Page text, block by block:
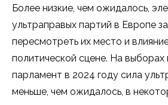
Более низкие, чем ожидалось,
ультраправых партий в Европе
пересмотреть их место и
политической сцене. На выборах
парламент в 2024 году сила
меньше, чем ожидалось, в